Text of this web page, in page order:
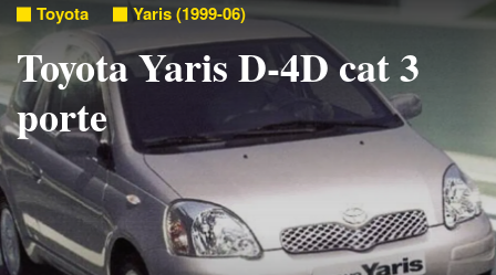
Toyota Yaris (1999-06)
Toyota Yaris D-4D cat 3
porte